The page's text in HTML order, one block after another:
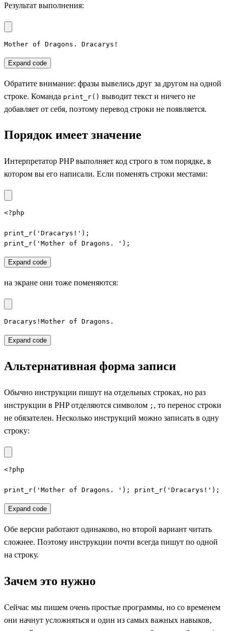
Результат выполнения:
Mother of Dragons. Dracarys!
Expand code
Обратите внимание: фразы вывелись друг за другом на одной
строке. Команда print_r() выводит текст и ничего не
добавляет от себя, поэтому перевод строки не появляется.
Порядок имеет значение
Интерпретатор PHP выполняет код строго в том порядке, в
котором вы его написали. Если поменять строки местами:
<?php
print_r('Dracarys!');
print_r('Mother of Dragons. ');
Expand code
на экране они тоже поменяются:
Dracarys!Mother of Dragons.
Expand code
Альтернативная форма записи
Обычно инструкции пишут на отдельных строках, но раз
инструкции в PHP отделяются символом ; , то перенос строки
не обязателен. Несколько инструкций можно записать в одну
строку:
<?php
print_r('Mother of Dragons. '); print_r('Dracarys!');
Expand code
Обе версии работают одинаково, но второй вариант читать
сложнее. Поэтому инструкции почти всегда пишут по одной
на строку.
Зачем это нужно
Сейчас мы пишем очень простые программы, но со временем
они начнут усложняться и один из самых важных навыков,